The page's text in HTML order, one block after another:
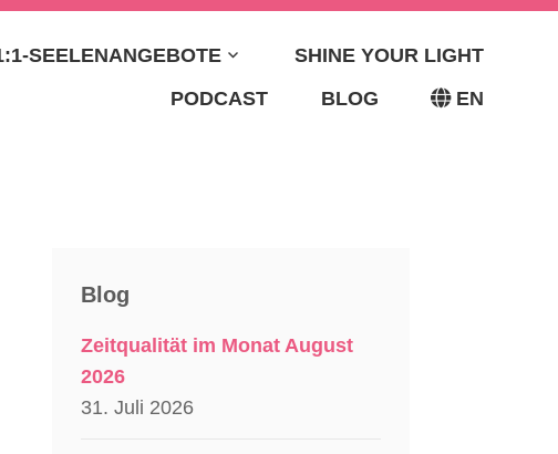
BRIDGE –
&
SEELENANGEBOTE
SHINE YOUR LIGHT
PODCAST
BLOG EN
Blog
Zeitqualität im Monat August
2026
31. Juli 2026